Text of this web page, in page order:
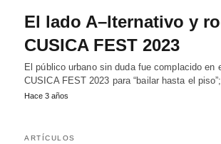
El lado A–lternativo y
CUSICA FEST 2023
El público urbano sin duda fue complacido en
CUSICA FEST 2023 para “bailar hasta el
Hace 3 años
ARTÍCULOS